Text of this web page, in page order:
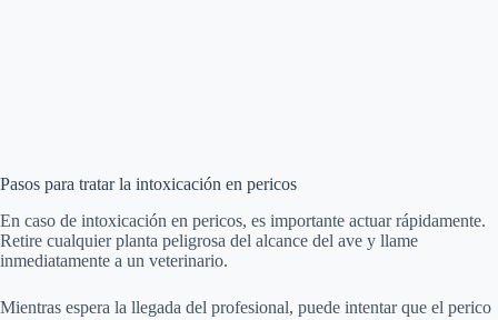
Pasos para tratar la intoxicación en pericos
En caso de intoxicación en pericos, es importante actuar rápidamente.
Retire cualquier planta peligrosa del alcance del ave y llame
inmediatamente a un veterinario.
Mientras espera la llegada del profesional, puede intentar que el perico